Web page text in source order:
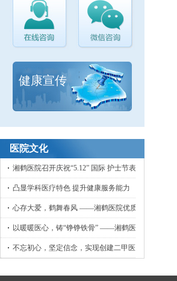
健康宣传
医院文化
湘鹤医院召开庆祝“5.12” 国际 护士节表彰大会
凸显学科医疗特色 提升健康服务能力
心存大爱，鹤舞春风 ——湘鹤医院优质护理工作侧记
以暖暖医心，铸“铮铮铁骨” ——湘鹤医院骨外科小记
不忘初心，坚定信念，实现创建二甲医院目标